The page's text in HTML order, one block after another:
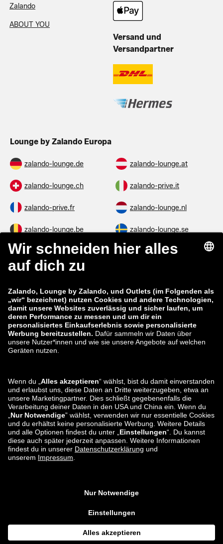
Zalando
ABOUT YOU
Versand und
Versandpartner
Lounge by Zalando Europa
zalando-lounge.de zalando-lounge.at
zalando-lounge.ch zalando-prive.it
zalando-prive.fr zalando-lounge.nl
zalando-lounge.be zalando-lounge.se
zalando-lounge.fi zalando-lounge.dk
zalando-lounge.co.uk
zalando-prive.es zalando-lounge.cz
zalando-lounge.lt zalando-lounge.sk
zalando-lounge.ro zalando-lounge.hr
zalando-lounge.lu zalando-lounge.ee
zalando-lounge.lv zalando-lounge.no
Du findest uns
auch bei
unverbindlichen Preisempfehlung